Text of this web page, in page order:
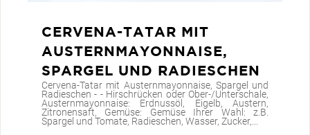
CERVENA-TATAR MIT
AUSTERNMAYONNAISE,
SPARGEL UND RADIESCHEN
Cervena-Tatar mit Austernmayonnaise, Spargel und
Radieschen - - Hirschrücken oder Ober-/Unterschale,
Austernmayonnaise: Erdnussöl, Eigelb, Austern,
Zitronensaft, Gemüse: Gemüse Ihrer Wahl: z.B.
Spargel und Tomate, Radieschen, Wasser, Zucker,...